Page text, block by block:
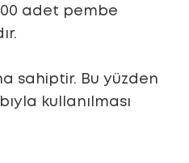
adet pembe
sahiptir. Bu yüzden
kullanılması